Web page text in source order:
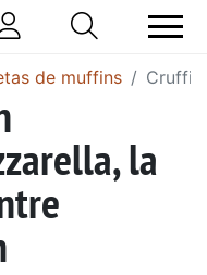
de muffins
la